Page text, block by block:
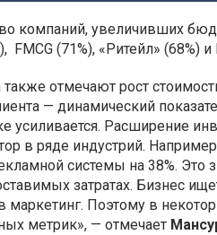
компаний, увеличивших
(71%), «Ритейл» (68%) и
отмечают рост
— динамический
усиливается. Расширение
в ряде индустрий.
системы на 38%. Это
затратах. Бизнес
маркетинг. Поэтому в
метрик», — отмечает